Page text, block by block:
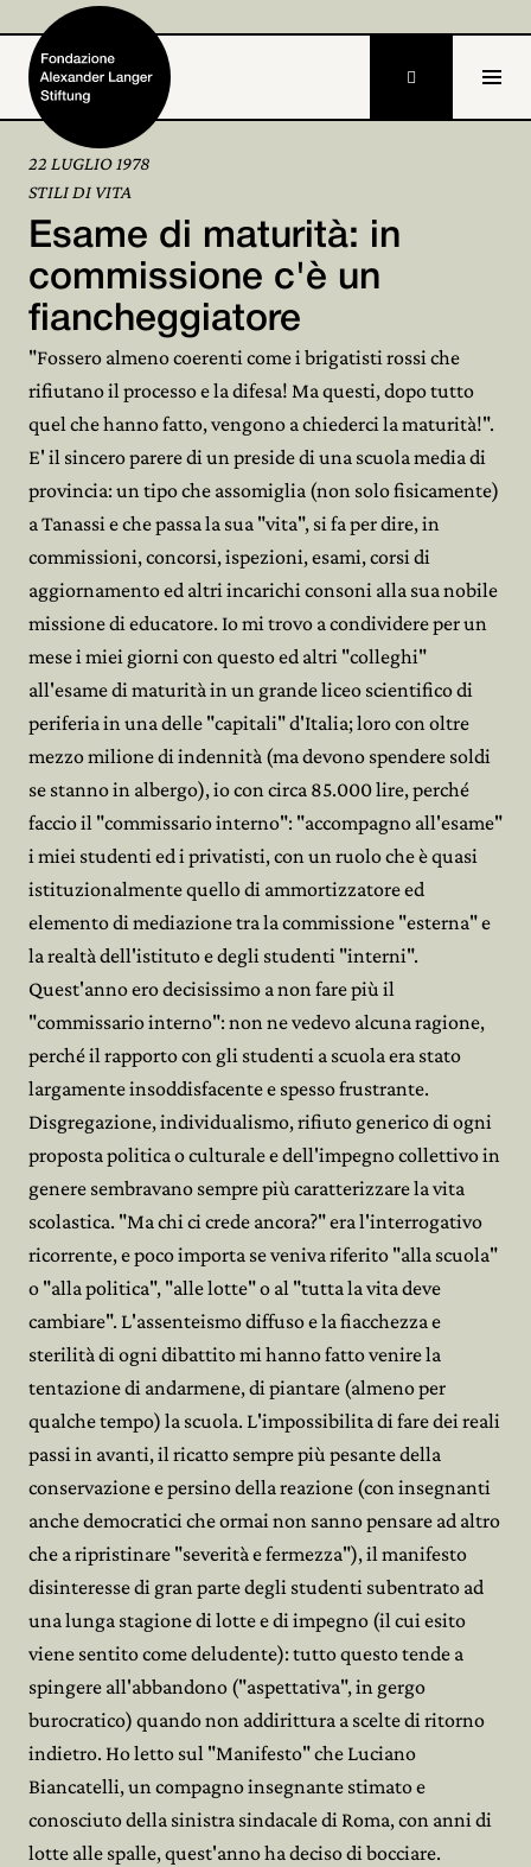
Attività e progetti
Alexander Langer
Archivio 
Partecipa 

22 LUGLIO 1978
STILI DI VITA
Esame di maturità: in
commissione c'è un
fiancheggiatore
"Fossero almeno coerenti come i brigatisti rossi che
rifiutano il processo e la difesa! Ma questi, dopo tutto
quel che hanno fatto, vengono a chiederci la maturità!".
E' il sincero parere di un preside di una scuola media di
provincia: un tipo che assomiglia (non solo fisicamente)
a Tanassi e che passa la sua "vita", si fa per dire, in
commissioni, concorsi, ispezioni, esami, corsi di
aggiornamento ed altri incarichi consoni alla sua nobile
missione di educatore. Io mi trovo a condividere per un
mese i miei giorni con questo ed altri "colleghi"
all'esame di maturità in un grande liceo scientifico di
periferia in una delle "capitali" d'Italia; loro con oltre
mezzo milione di indennità (ma devono spendere soldi
se stanno in albergo), io con circa 85.000 lire, perché
faccio il "commissario interno": "accompagno all'esame"
i miei studenti ed i privatisti, con un ruolo che è quasi
istituzionalmente quello di ammortizzatore ed
elemento di mediazione tra la commissione "esterna" e
la realtà dell'istituto e degli studenti "interni".
Quest'anno ero decisissimo a non fare più il
"commissario interno": non ne vedevo alcuna ragione,
perché il rapporto con gli studenti a scuola era stato
largamente insoddisfacente e spesso frustrante.
Disgregazione, individualismo, rifiuto generico di ogni
proposta politica o culturale e dell'impegno collettivo in
genere sembravano sempre più caratterizzare la vita
scolastica. "Ma chi ci crede ancora?" era l'interrogativo
ricorrente, e poco importa se veniva riferito "alla scuola"
o "alla politica", "alle lotte" o al "tutta la vita deve
cambiare". L'assenteismo diffuso e la fiacchezza e
sterilità di ogni dibattito mi hanno fatto venire la
tentazione di andarmene, di piantare (almeno per
qualche tempo) la scuola. L'impossibilita di fare dei reali
passi in avanti, il ricatto sempre più pesante della
conservazione e persino della reazione (con insegnanti
anche democratici che ormai non sanno pensare ad altro
che a ripristinare "severità e fermezza"), il manifesto
disinteresse di gran parte degli studenti subentrato ad
una lunga stagione di lotte e di impegno (il cui esito
viene sentito come deludente): tutto questo tende a
spingere all'abbandono ("aspettativa", in gergo
burocratico) quando non addirittura a scelte di ritorno
indietro. Ho letto sul "Manifesto" che Luciano
Biancatelli, un compagno insegnante stimato e
conosciuto della sinistra sindacale di Roma, con anni di
lotte alle spalle, quest'anno ha deciso di bocciare.